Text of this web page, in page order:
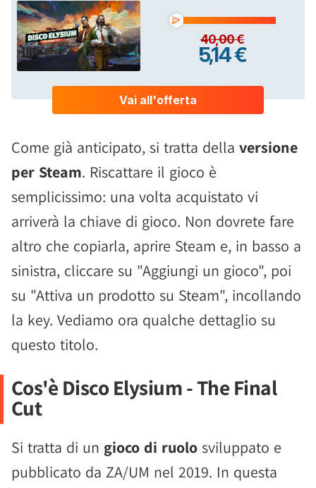
Come già anticipato, si tratta della versione
per Steam. Riscattare il gioco è
semplicissimo: una volta acquistato vi
arriverà la chiave di gioco. Non dovrete fare
altro che copiarla, aprire Steam e, in basso a
sinistra, cliccare su "Aggiungi un gioco", poi
su "Attiva un prodotto su Steam", incollando
la key. Vediamo ora qualche dettaglio su
questo titolo.
Cos'è Disco Elysium - The Final
Cut
Si tratta di un gioco di ruolo sviluppato e
pubblicato da ZA/UM nel 2019. In questa